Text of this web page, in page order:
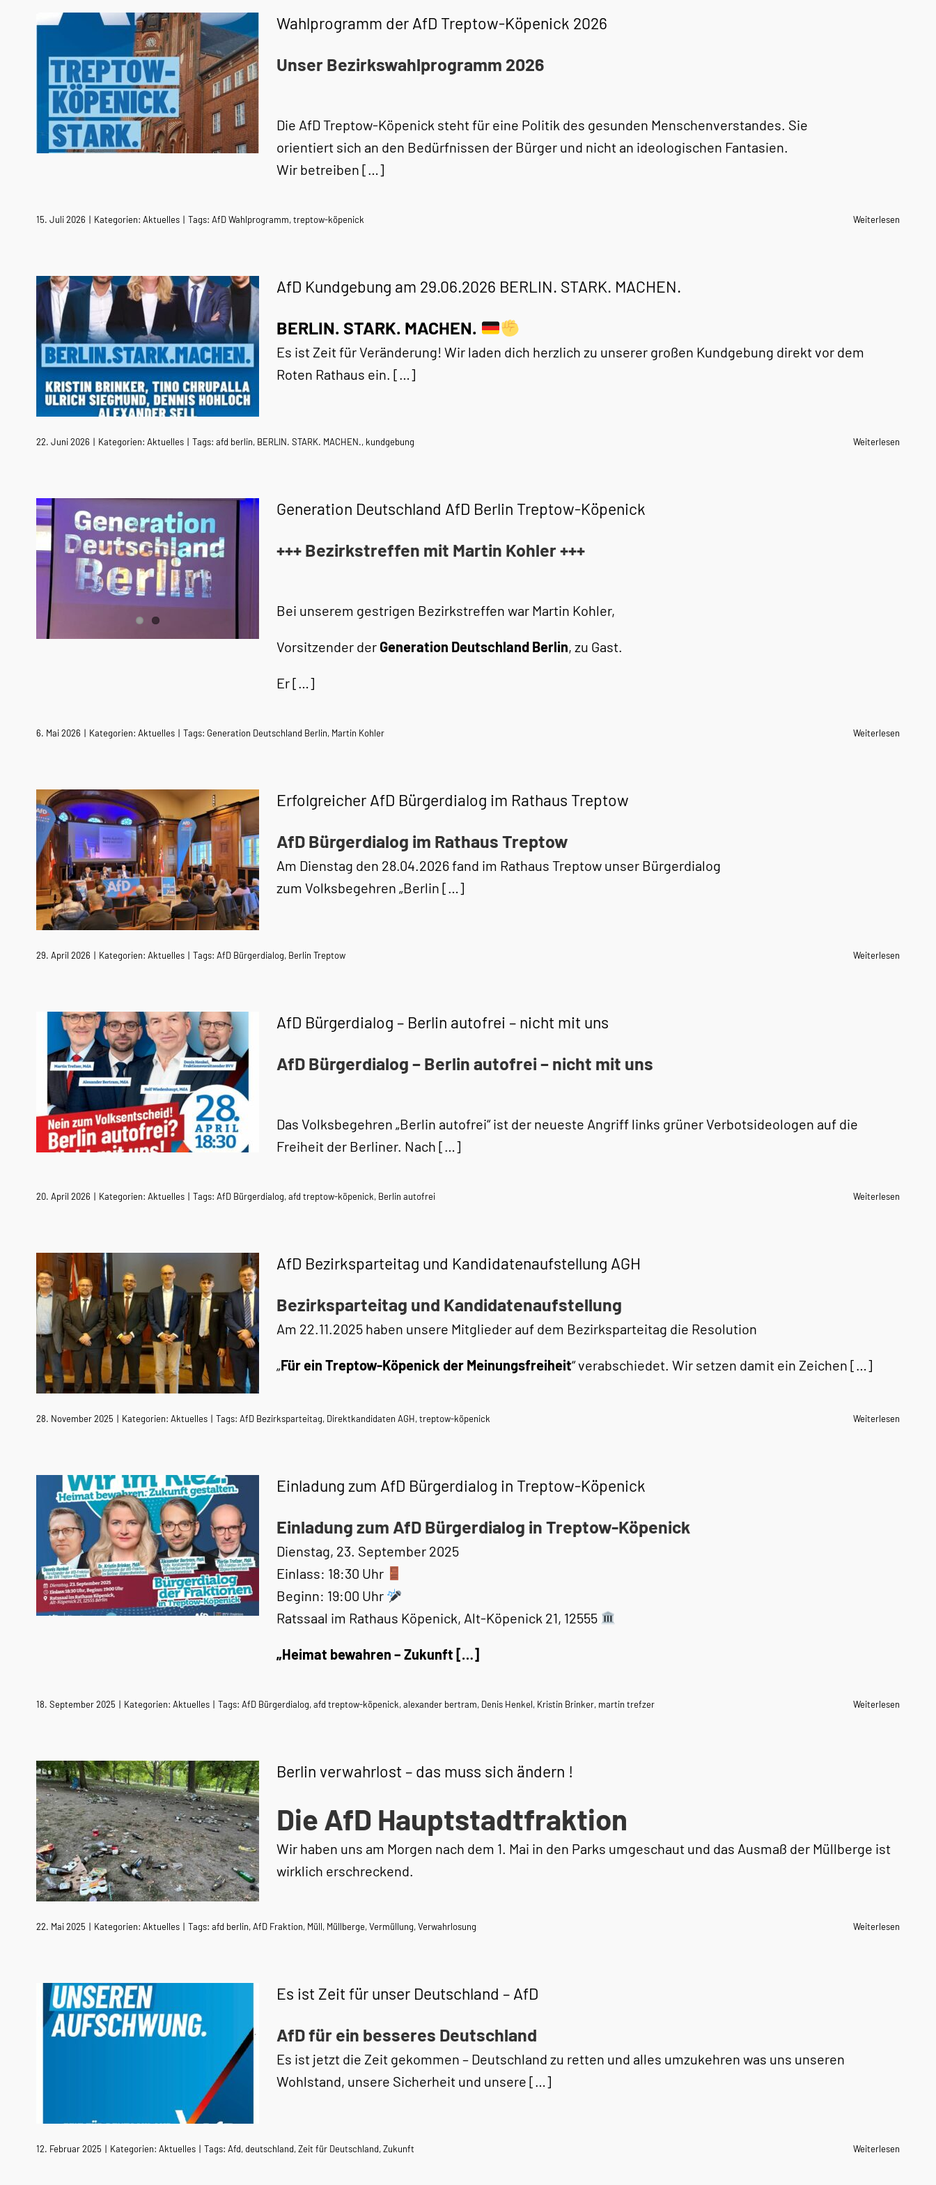
Wahlprogramm der AfD Treptow-Köpenick 2026
Unser Bezirkswahlprogramm 2026
Die AfD Treptow-Köpenick steht für eine Politik des gesunden Menschenverstandes. Sie
orientiert sich an den Bedürfnissen der Bürger und nicht an ideologischen Fantasien.
Wir betreiben […]
15. Juli 2026 | Kategorien: Aktuelles | Tags: AfD Wahlprogramm,treptow-köpenick Weiterlesen
AfD Kundgebung am 29.06.2026 BERLIN. STARK. MACHEN.
BERLIN. STARK. MACHEN.
Es ist Zeit für Veränderung! Wir laden dich herzlich zu unserer großen Kundgebung direkt vor dem
Roten Rathaus ein. […]
22. Juni 2026 | Kategorien: Aktuelles | Tags: afd berlin, BERLIN. STARK. MACHEN., kundgebung Weiterlesen
Generation Deutschland AfD Berlin Treptow-Köpenick
+++ Bezirkstreffen mit Martin Kohler +++
Bei unserem gestrigen Bezirkstreffen war Martin Kohler,
Vorsitzender der Generation Deutschland Berlin, zu Gast.
Er […]
6. Mai 2026 | Kategorien: Aktuelles | Tags: Generation Deutschland Berlin, Martin Kohler Weiterlesen
Erfolgreicher AfD Bürgerdialog im Rathaus Treptow
AfD Bürgerdialog im Rathaus Treptow
Am Dienstag den 28.04.2026 fand im Rathaus Treptow unser Bürgerdialog
zum Volksbegehren „Berlin […]
29. April 2026 | Kategorien: Aktuelles | Tags: AfD Bürgerdialog, Berlin Treptow Weiterlesen
AfD Bürgerdialog – Berlin autofrei – nicht mit uns
AfD Bürgerdialog – Berlin autofrei – nicht mit uns
Das Volksbegehren „Berlin autofrei“ ist der neueste Angriff links grüner Verbotsideologen auf die
Freiheit der Berliner. Nach […]
20. April 2026 | Kategorien: Aktuelles | Tags: AfD Bürgerdialog,afd treptow-köpenick, Berlin autofrei Weiterlesen
AfD Bezirksparteitag und Kandidatenaufstellung AGH
Bezirksparteitag und Kandidatenaufstellung
Am 22.11.2025 haben unsere Mitglieder auf dem Bezirksparteitag die Resolution
„Für ein Treptow-Köpenick der Meinungsfreiheit“ verabschiedet. Wir setzen damit ein Zeichen […]
28. November 2025 | Kategorien: Aktuelles | Tags: AfD Bezirksparteitag, Direktkandidaten AGH,treptow-köpenick Weiterlesen
Einladung zum AfD Bürgerdialog in Treptow-Köpenick
Einladung zum AfD Bürgerdialog in Treptow-Köpenick
Dienstag, 23. September 2025
Einlass: 18:30 Uhr
Beginn: 19:00 Uhr
Ratssaal im Rathaus Köpenick, Alt-Köpenick 21, 12555
„Heimat bewahren – Zukunft […]
18. September 2025 | Kategorien: Aktuelles | Tags: AfD Bürgerdialog,afd treptow-köpenick,alexander bertram, Denis Henkel, Kristin Brinker, martin trefzer Weiterlesen
Berlin verwahrlost – das muss sich ändern !
Die AfD Hauptstadtfraktion
Wir haben uns am Morgen nach dem 1. Mai in den Parks umgeschaut und das Ausmaß der Müllberge ist
wirklich erschreckend.
22. Mai 2025 | Kategorien: Aktuelles | Tags: afd berlin,AfD Fraktion, Müll, Müllberge,Vermüllung,Verwahrlosung Weiterlesen
Es ist Zeit für unser Deutschland – AfD
AfD für ein besseres Deutschland
Es ist jetzt die Zeit gekommen – Deutschland zu retten und alles umzukehren was uns unseren
Wohlstand, unsere Sicherheit und unsere […]
12. Februar 2025 | Kategorien: Aktuelles | Tags: Afd,deutschland,Zeit für Deutschland,Zukunft Weiterlesen